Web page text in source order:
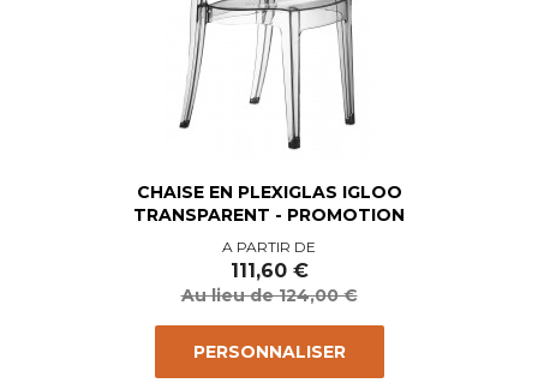
CHAISE EN PLEXIGLAS IGLOO
TRANSPARENT - PROMOTION
Prix
de
base
Prix
A PARTIR DE
111,60 €
Au lieu de 124,00 €
PERSONNALISER